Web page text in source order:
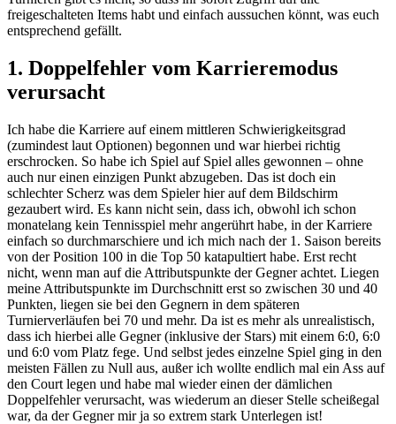
freigeschalteten Items habt und einfach aussuchen könnt, was euch
entsprechend gefällt.
1. Doppelfehler vom Karrieremodus
verursacht
Ich habe die Karriere auf einem mittleren Schwierigkeitsgrad
(zumindest laut Optionen) begonnen und war hierbei richtig
erschrocken. So habe ich Spiel auf Spiel alles gewonnen – ohne
auch nur einen einzigen Punkt abzugeben. Das ist doch ein
schlechter Scherz was dem Spieler hier auf dem Bildschirm
gezaubert wird. Es kann nicht sein, dass ich, obwohl ich schon
monatelang kein Tennisspiel mehr angerührt habe, in der Karriere
einfach so durchmarschiere und ich mich nach der 1. Saison bereits
von der Position 100 in die Top 50 katapultiert habe. Erst recht
nicht, wenn man auf die Attributspunkte der Gegner achtet. Liegen
meine Attributspunkte im Durchschnitt erst so zwischen 30 und 40
Punkten, liegen sie bei den Gegnern in dem späteren
Turnierverläufen bei 70 und mehr. Da ist es mehr als unrealistisch,
dass ich hierbei alle Gegner (inklusive der Stars) mit einem 6:0, 6:0
und 6:0 vom Platz fege. Und selbst jedes einzelne Spiel ging in den
meisten Fällen zu Null aus, außer ich wollte endlich mal ein Ass auf
den Court legen und habe mal wieder einen der dämlichen
Doppelfehler verursacht, was wiederum an dieser Stelle scheißegal
war, da der Gegner mir ja so extrem stark Unterlegen ist!